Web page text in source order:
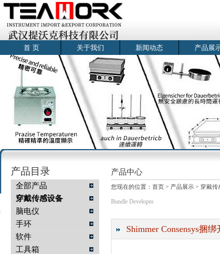
武汉提沃克科技有限公司
首 页 关于我们 新闻动态 产品展
产品目录
全部产品
穿戴传感设备
脑电仪
手环
软件
工具箱
产品中心
您现在的位置： 首页 > 产品展示 > 穿戴传
Bundle Developm
Shimmer Consensys捆